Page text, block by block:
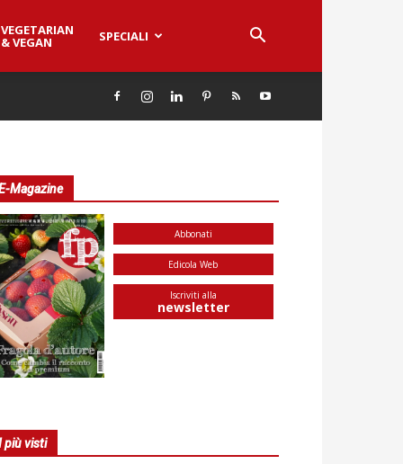
VEGETARIAN
& VEGAN SPECIALI
Magazine
Abbonati
Edicola Web
Iscriviti alla
newsletter
più visti